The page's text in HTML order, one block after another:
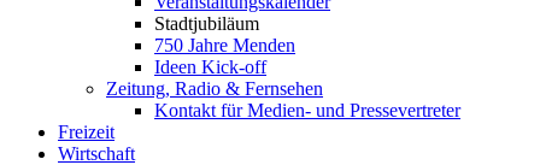
Stadtjubiläum
750 Jahre Menden
Ideen Kick-off
Zeitung, Radio & Fernsehen
Kontakt für Medien- und Pressevertreter
Freizeit
Wirtschaft